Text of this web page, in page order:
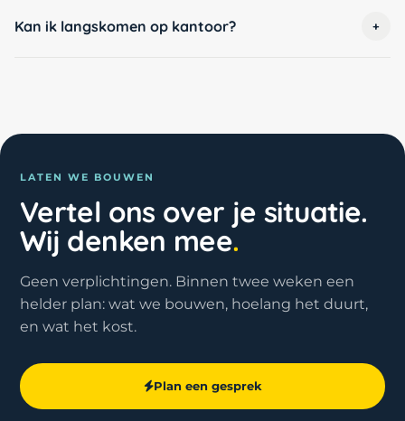
Kan ik langskomen op kantoor? +
LATEN WE BOUWEN
Vertel ons over je situatie.
Wij denken mee.
Geen verplichtingen. Binnen twee weken een
helder plan: wat we bouwen, hoelang het duurt,
en wat het kost.
Plan een gesprek